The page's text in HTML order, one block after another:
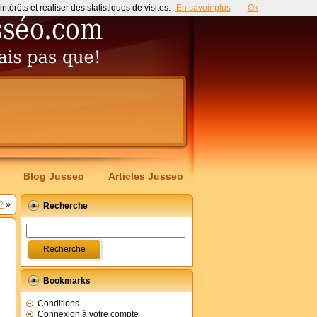
Blog Jusseo Articles Jusseo
» Recherche
Bookmarks
Conditions
Connexion à votre compte
et réaliser des statistiques de visites. En savoir plus Ok